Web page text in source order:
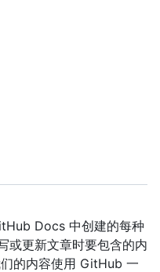
Docs 中创建的每种
或更新文章时要包含的内
的内容使用 GitHub 一